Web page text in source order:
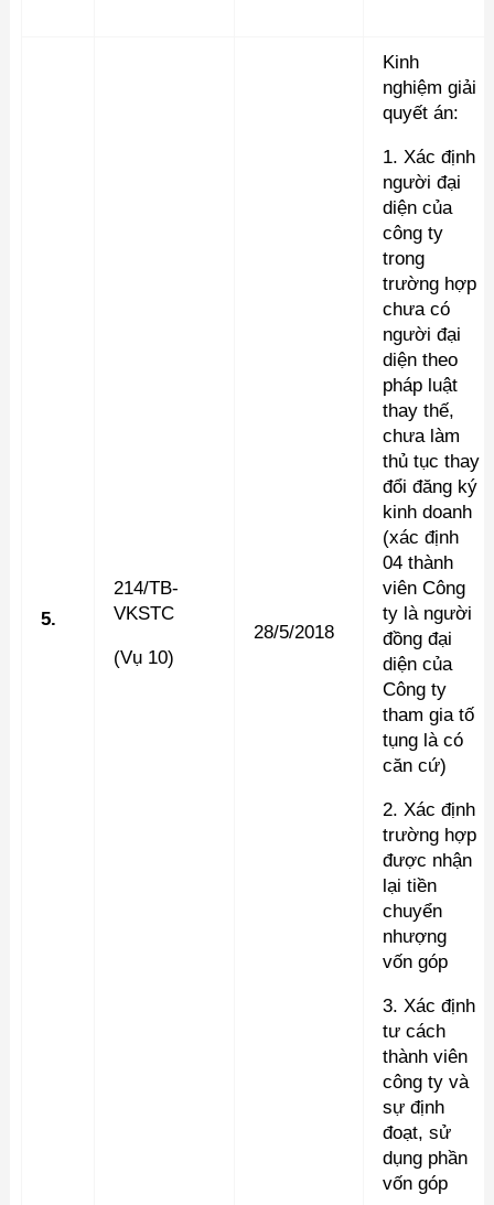
5.
214/TB-
VKSTC
(Vụ 10)
28/5/2018
Kinh
nghiệm giải
quyết án:
1. Xác định
người đại
diện của
công ty
trong
trường hợp
chưa có
người đại
diện theo
pháp luật
thay thế,
chưa làm
thủ tục thay
đổi đăng ký
kinh doanh
(xác định
04 thành
viên Công
ty là người
đồng đại
diện của
Công ty
tham gia tố
tụng là có
căn cứ)
2. Xác định
trường hợp
được nhận
lại tiền
chuyển
nhượng
vốn góp
3. Xác định
tư cách
thành viên
công ty và
sự định
đoạt, sử
dụng phần
vốn góp